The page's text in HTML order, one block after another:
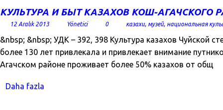
КУЛЬТУРА И БЫТ КАЗАХОВ КОШ-АГАЧСКОГО
12 Aralık 2013 Yönetici 0 казахи, музей, национальная
&nbsp; &nbsp; УДК – 392, 398 Культура казахов Чуйской
более 130 лет привлекала и привлекает внимание
Агачском районе проживает более 50% казахов от общ
Daha fazla